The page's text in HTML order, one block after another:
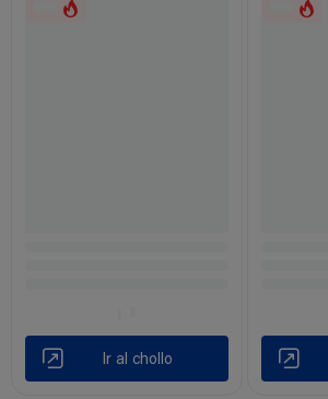
Ir al chollo